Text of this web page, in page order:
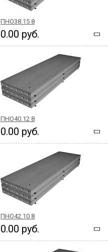
ПНО38.15 8
0.00 руб.
ПНО40.12 8
0.00 руб.
ПНО42.10 8
0.00 руб.